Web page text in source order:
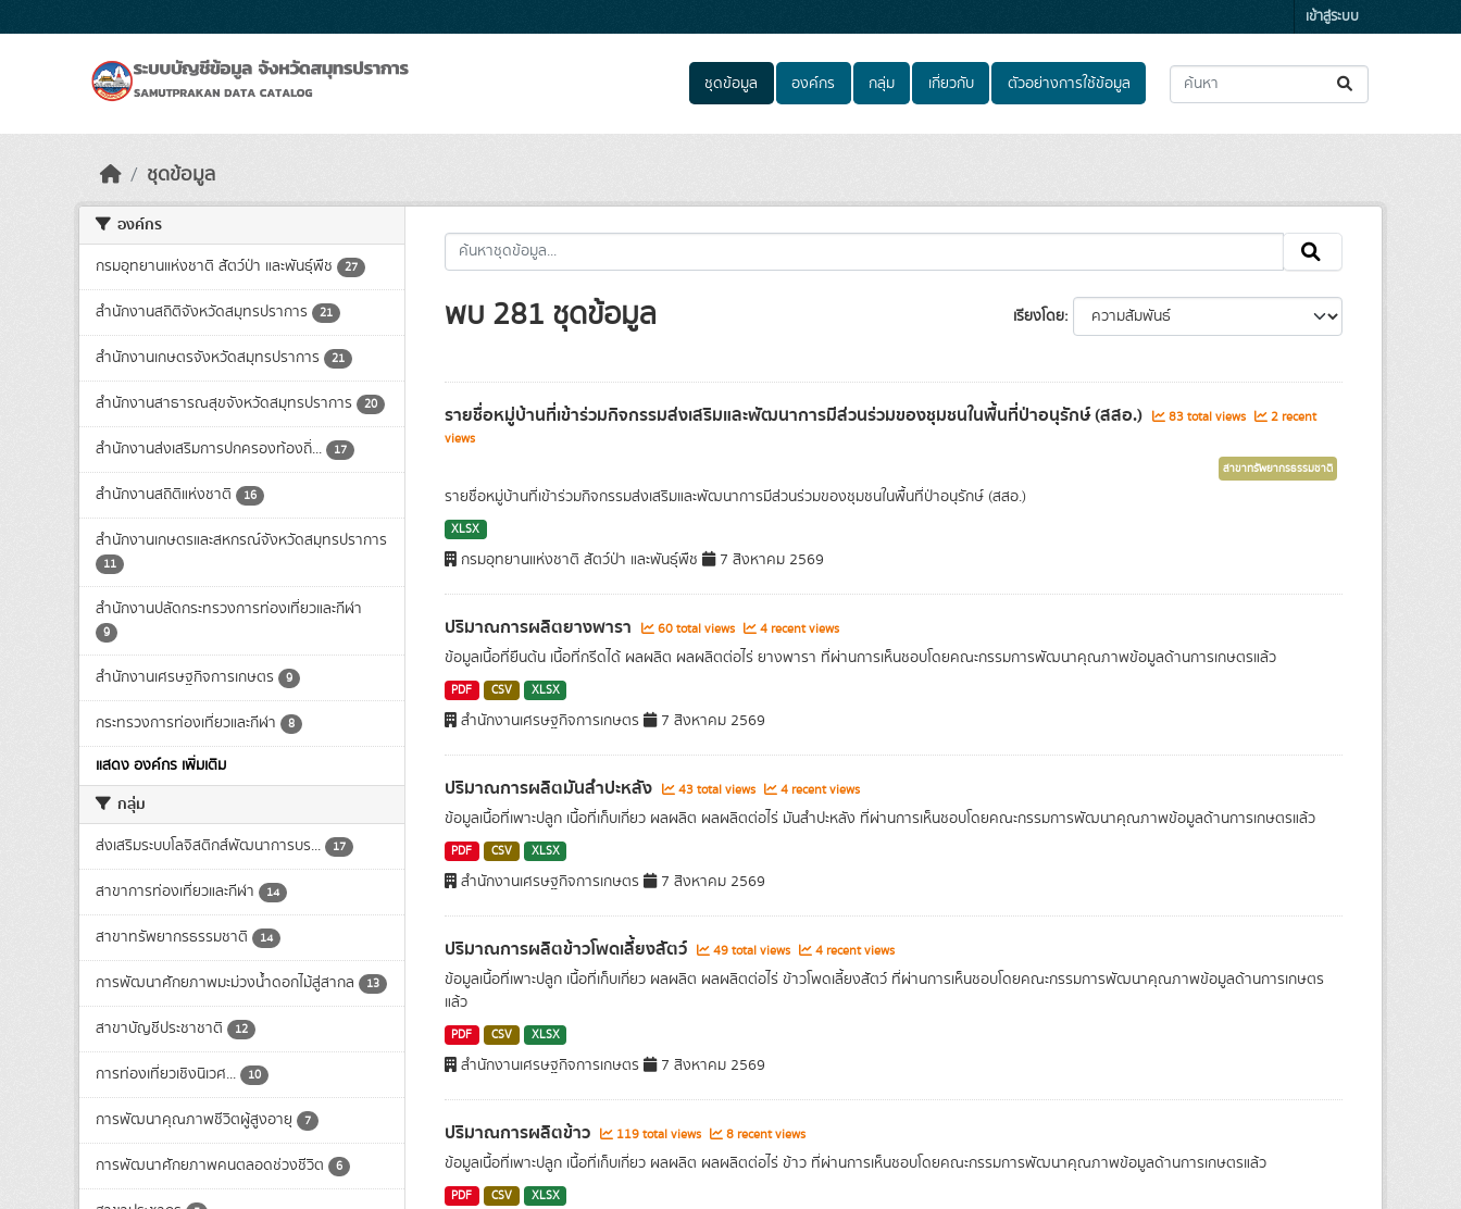
เข้าสู่ระบบ
ชุดข้อมูล องค์กร กลุ่ม เกี่ยวกับ ตัวอย่างการใช้ข้อมูล
ชุดข้อมูล
องค์กร
กรมอุทยานแห่งชาติ สัตว์ป่า และพันธุ์พืช 27
สำนักงานสถิติจังหวัดสมุทรปราการ 21
สำนักงานเกษตรจังหวัดสมุทรปราการ 21
สำนักงานสาธารณสุขจังหวัดสมุทรปราการ 20
สำนักงานส่งเสริมการปกครองท้องถิ่... 17
สำนักงานสถิติแห่งชาติ 16
สำนักงานเกษตรและสหกรณ์จังหวัดสมุทรปราการ
11
สำนักงานปลัดกระทรวงการท่องเที่ยวและกีฬา
9
สำนักงานเศรษฐกิจการเกษตร 9
กระทรวงการท่องเที่ยวและกีฬา 8
แสดง องค์กร เพิ่มเติม
กลุ่ม
ส่งเสริมระบบโลจิสติกส์พัฒนาการบร... 17
สาขาการท่องเที่ยวและกีฬา 14
สาขาทรัพยากรธรรมชาติ 14
การพัฒนาศักยภาพมะม่วงน้ำดอกไม้สู่สากล 13
สาขาบัญชีประชาชาติ 12
การท่องเที่ยวเชิงนิเวศ... 10
การพัฒนาคุณภาพชีวิตผู้สูงอายุ 7
การพัฒนาศักยภาพคนตลอดช่วงชีวิต 6
เรียงโดย
พบ 281 ชุดข้อมูล
รายชื่อหมู่บ้านที่เข้าร่วมกิจกรรมส่งเสริมและพัฒนาการมีส่วนร่วมของชุมชนในพื้นที่ป่าอนุรักษ์ (สสอ.) 83 total views
2 recent
views
สาขาทรัพยากรธรรมชาติ
รายชื่อหมู่บ้านที่เข้าร่วมกิจกรรมส่งเสริมและพัฒนาการมีส่วนร่วมของชุมชนในพื้นที่ป่าอนุรักษ์ (สสอ.)
XLSX
กรมอุทยานแห่งชาติ สัตว์ป่า และพันธุ์พืช 7 สิงหาคม 2569
ปริมาณการผลิตยางพารา 60 total views 4 recent views
ข้อมูลเนื้อที่ยืนต้น เนื้อที่กรีดได้ ผลผลิต ผลผลิตต่อไร่ ยางพารา ที่ผ่านการเห็นชอบโดยคณะกรรมการพัฒนาคุณภาพข้อมูลด้านการเกษตรแล้ว
PDF CSV XLSX
สำนักงานเศรษฐกิจการเกษตร 7 สิงหาคม 2569
ปริมาณการผลิตมันสำปะหลัง 43 total views 4 recent views
ข้อมูลเนื้อที่เพาะปลูก เนื้อที่เก็บเกี่ยว ผลผลิต ผลผลิตต่อไร่ มันสำปะหลัง ที่ผ่านการเห็นชอบโดยคณะกรรมการพัฒนาคุณภาพข้อมูลด้านการเกษตรแล้ว
PDF CSV XLSX
สำนักงานเศรษฐกิจการเกษตร 7 สิงหาคม 2569
ปริมาณการผลิตข้าวโพดเลี้ยงสัตว์ 49 total views 4 recent views
ข้อมูลเนื้อที่เพาะปลูก เนื้อที่เก็บเกี่ยว ผลผลิต ผลผลิตต่อไร่ ข้าวโพดเลี้ยงสัตว์ ที่ผ่านการเห็นชอบโดยคณะกรรมการพัฒนาคุณภาพข้อมูลด้านการเกษตร
แล้ว
PDF CSV XLSX
สำนักงานเศรษฐกิจการเกษตร 7 สิงหาคม 2569
ปริมาณการผลิตข้าว 119 total views 8 recent views
ข้อมูลเนื้อที่เพาะปลูก เนื้อที่เก็บเกี่ยว ผลผลิต ผลผลิตต่อไร่ ข้าว ที่ผ่านการเห็นชอบโดยคณะกรรมการพัฒนาคุณภาพข้อมูลด้านการเกษตรแล้ว
PDF CSV XLSX